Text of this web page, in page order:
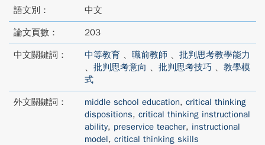
語文別： 中文
論文頁數： 203
中文關鍵詞： 中等教育 、 職前教師 、 批判思考教學能力
、 批判思考意向 、 批判思考技巧 、 教學模
式
外文關鍵詞： middle school education, critical thinking
dispositions, critical thinking instructional
ability, preservice teacher, instructional
model, critical thinking skills